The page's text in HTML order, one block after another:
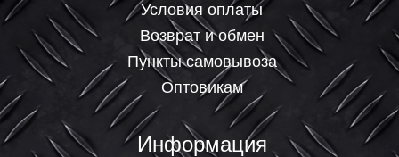
Условия оплаты
Возврат и обмен
Пункты самовывоза
Оптовикам
Информация